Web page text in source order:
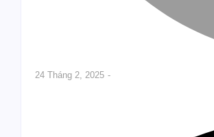
24 Tháng 2, 2025 -